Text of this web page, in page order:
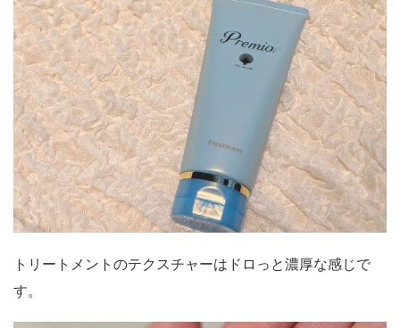
トリートメントのテクスチャーはドロっと濃厚な感じで
す。